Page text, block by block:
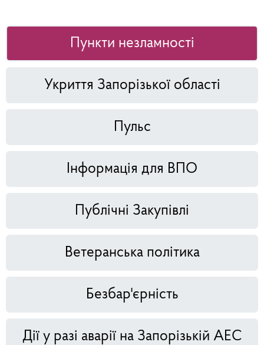
Пункти незламності
Укриття Запорізької області
Пульс
Інформація для ВПО
Публічні Закупівлі
Ветеранська політика
Безбар'єрність
Дії у разі аварії на Запорізькій АЕС